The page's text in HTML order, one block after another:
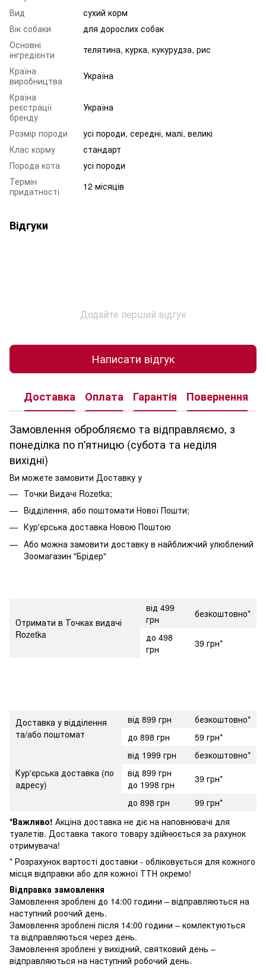
Вид
сухий корм
Вік собаки
для дорослих собак
Основні
інгредієнти
телятина, курка, кукурудза, рис
Країна
виробництва
Україна
Країна
реєстрації
бренду
Україна
Розмір породи
усі породи, середні, малі, великі
Клас корму
стандарт
Порода кота
усі породи
Термін
придатності
12 місяців
Відгуки
Додайте перший відгук
Написати відгук
Доставка Оплата Гарантія Повернення
Замовлення обробляємо та відправляємо, з
понеділка по п'ятницю (субота та неділя
вихідні)
Ви можете замовити Доставку у
Точки Видачі Rozetka;
Відділення, або поштомати Нової Пошти;
Кур'єрська доставка Новою Поштою
Або можна замовити доставку в найближчий улюблений
Зоомагазин "Брідер"
Отримати в Точках видачі
Rozetka
від 499
грн
безкоштовно*
до 498
грн
39 грн*
Доставка у відділення
та/або поштомат
від 899 грн
безкоштовно*
до 898 грн
59 грн*
Кур'єрська доставка (по
адресу)
від 1999 грн
безкоштовно*
від 899 грн
до 1998 грн
39 грн*
до 898 грн
99 грн*
*Важливо! Акціна доставка не діє на наповнювачі для
туалетів. Доставка такого товару здійнюється за рахунок
отримувача!
* Розрахунок вартості доставки - обліковується для кожного
місця відправки або для кожної ТТН окремо!
Відправка замовлення
Замовлення зроблені до 14:00 години – відправляються на
наступний роочий день.
Замовлення зроблені після 14:00 години – комлектуються
та відправляються через день.
Замовлення зроблені у вихідний, святковий день –
відправляються на наступний робочий день.